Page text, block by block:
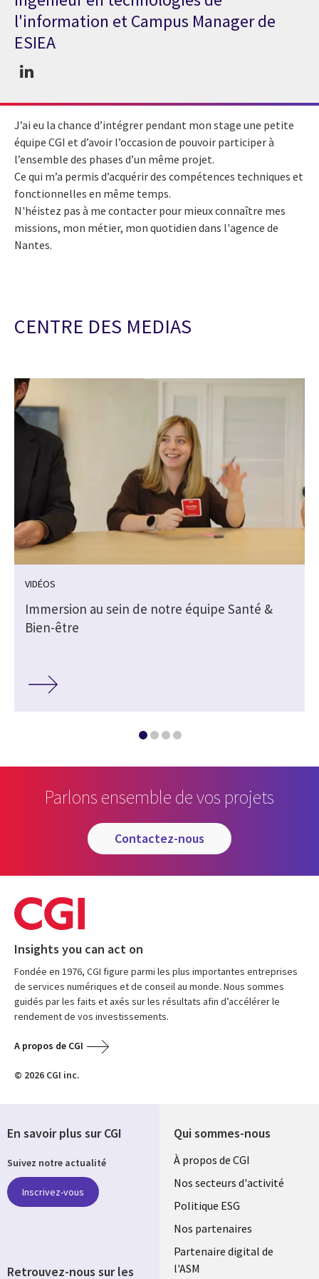
l'information et Campus Manager de
ESIEA
J’ai eu la chance d’intégrer pendant mon stage une petite
équipe CGI et d’avoir l’occasion de pouvoir participer à
l’ensemble des phases d’un même projet.
Ce qui m’a permis d’acquérir des compétences techniques et
fonctionnelles en même temps.
N'héistez pas à me contacter pour mieux connaître mes
missions, mon métier, mon quotidien dans l'agence de
Nantes.
CENTRE DES MEDIAS
VIDÉOS
Immersion au sein de notre équipe Santé &
Bien-être
Parlons ensemble de vos projets
contactez-nous
Insights you can act on
Fondée en 1976, CGI figure parmi les plus importantes entreprises
de services numériques et de conseil au monde. Nous sommes
guidés par les faits et axés sur les résultats afin d’accélérer le
rendement de vos investissements.
A propos de CGI
© 2026 CGI inc.
Qui sommes-nous
Useful
links
FRANCE
À propos de CGI
Nos secteurs d'activité
Politique ESG
Nos partenaires
Partenaire digital de
l'ASM
En savoir plus sur CGI
Suivez notre actualité
Inscrivez-vous
Retrouvez-nous sur les